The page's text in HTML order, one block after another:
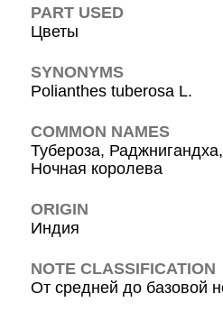
PART USED
Цветы
SYNONYMS
Polianthes tuberosa L.
COMMON NAMES
Тубероза,
Ночная королева
ORIGIN
Индия
NOTE CLASSIFICATION
От средней до базовой